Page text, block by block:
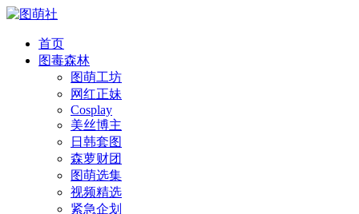
首页
图毒森林
图萌工坊
网红正妹
Cosplay
美丝博主
日韩套图
森萝财团
图萌选集
视频精选
紧急企划